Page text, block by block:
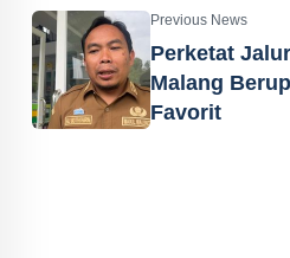
Previous News
Perketat
Malang
Favorit